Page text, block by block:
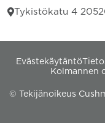
Tykistökatu 4
Evästekäytäntö
Kolmannen
© Tekijänoikeus